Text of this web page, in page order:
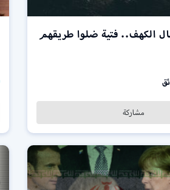
الكهف.. فتية ضلوا طريقهم
مشاركة